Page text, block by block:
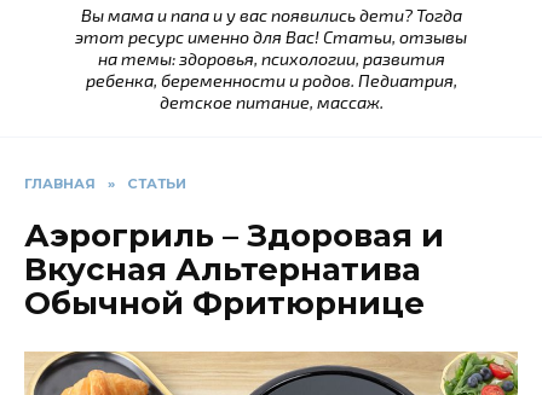
Вы мама и папа и у вас появились дети? Тогда
этот ресурс именно для Вас! Статьи, отзывы
на темы: здоровья, психологии, развития
ребенка, беременности и родов. Педиатрия,
детское питание, массаж.
ГЛАВНАЯ » СТАТЬИ
Аэрогриль – Здоровая и
Вкусная Альтернатива
Обычной Фритюрнице